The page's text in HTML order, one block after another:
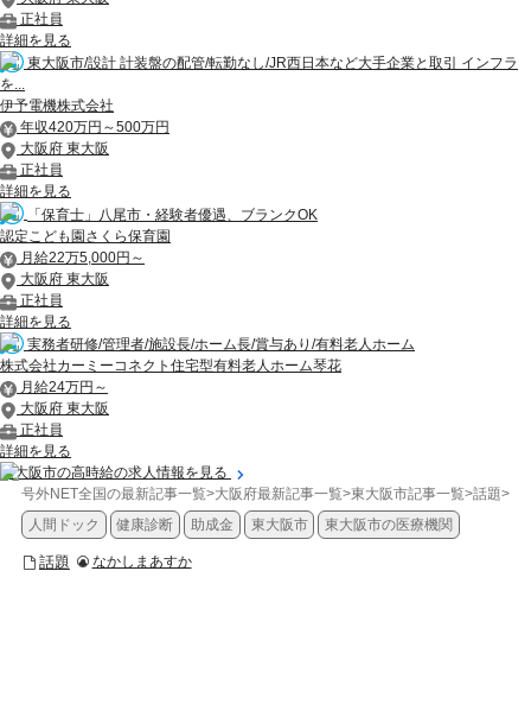
正社員
詳細を見る
東大阪市/設計 計装盤の配管/転勤なし/JR西日本など大手企業と取引 インフラ
を...
伊予電機株式会社
年収420万円～500万円
大阪府 東大阪
正社員
詳細を見る
「保育士」八尾市・経験者優遇、ブランクOK
認定こども園さくら保育園
月給22万5,000円～
大阪府 東大阪
正社員
詳細を見る
実務者研修/管理者/施設長/ホーム長/賞与あり/有料老人ホーム
株式会社カーミーコネクト住宅型有料老人ホーム琴花
月給24万円～
大阪府 東大阪
正社員
詳細を見る
東大阪市の高時給の求人情報を見る
号外NET全国の最新記事一覧>大阪府最新記事一覧>東大阪市記事一覧>話題>【
人間ドック
健康診断 助成金 東大阪市 東大阪市の医療機関
話題 なかしまあすか